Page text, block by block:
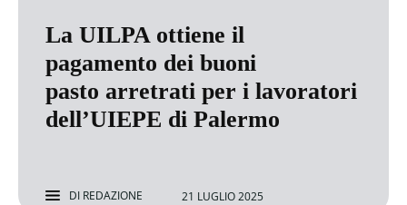
La UILPA ottiene il
pagamento dei buoni
pasto arretrati per i lavoratori
dell’UIEPE di Palermo
DI REDAZIONE 21 LUGLIO 2025